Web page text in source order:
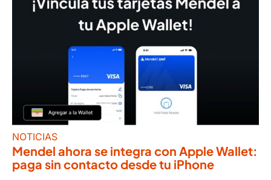
NOTICIAS
Mendel ahora se integra con Apple Wallet:
paga sin contacto desde tu iPhone